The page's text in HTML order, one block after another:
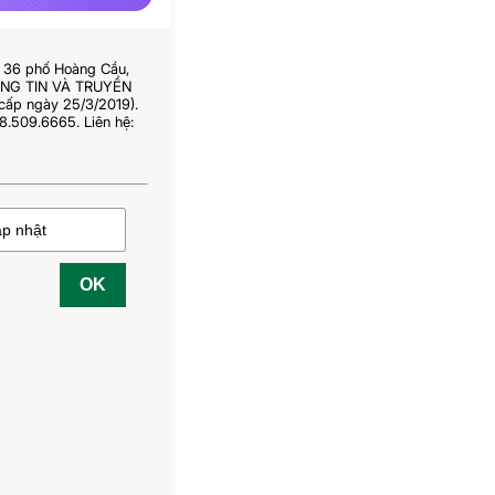
phố Hoàng Cầu,
TIN VÀ TRUYỀN
ngày 25/3/2019).
Liên hệ:
OK